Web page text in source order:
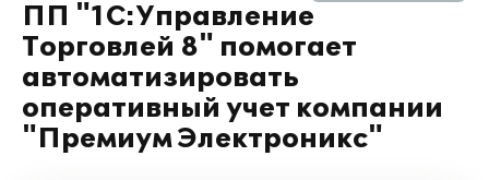
ПП "1С:Управление
Торговлей 8" помогает
автоматизировать
оперативный учет компании
"Премиум Электроникс"